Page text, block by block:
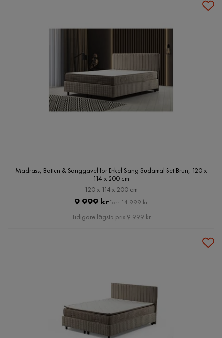
Madrass, Botten & Sänggavel för Enkel Säng Sudamal Set Brun, 120 x
114 x 200 cm
120 x 114 x 200 cm
Pris
9 999 krOriginal
Pris
Förr 14 999 kr
Tidigare lägsta pris 9 999 kr